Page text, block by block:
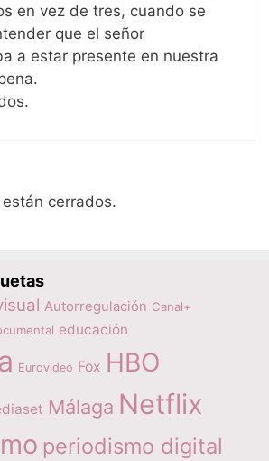
en vez de tres, cuando se
que el señor
a estar presente en nuestra
cerrados.
Autorregulación Canal+
educación
Eurovideo Fox HBO
Málaga Netflix
periodismo digital